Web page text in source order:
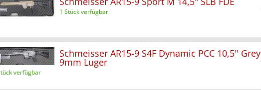
1 Stück verfügbar
Schmeisser AR15-9 S4F Dynamic PCC 10,5'' Grey
9mm Luger
verfügbar